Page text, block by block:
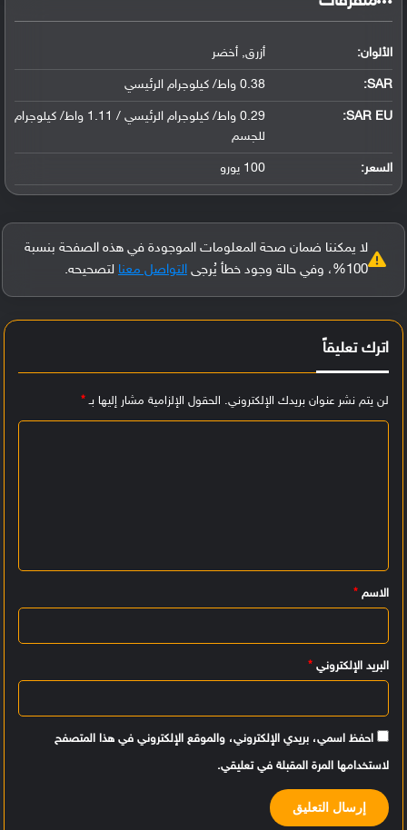
الألوان: أزرق, أخضر
SAR
: 0.38 واط/ كيلوجرام الرئيسي
SAR EU:
0.29 واط/ كيلوجرام الرئيسي / 1.11 واط/ كيلوجرام
للجسم
السعر: 100 يورو
لا يمكننا ضمان صحة المعلومات الموجودة في هذه الصفحة بنسبة
100%، وفي حالة وجود خطأ يُرجى
التواصل معنا لتصحيحه.
اترك تعليقاً
لن يتم نشر عنوان بريدك الإلكتروني. الحقول الإلزامية مشار إليها بـ*
ي
ق
الاسم *
البريد الإلكتروني *
احفظ اسمي، بريدي الإلكتروني، والموقع الإلكتروني في هذا المتصفح
لاستخدامها المرة المقبلة في تعليقي.